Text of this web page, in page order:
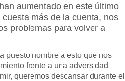
aumentado en este último
más de la cuenta, nos
problemas para volver a
puesto nombre a esto que nos
frente a una adversidad
queremos descansar durante el